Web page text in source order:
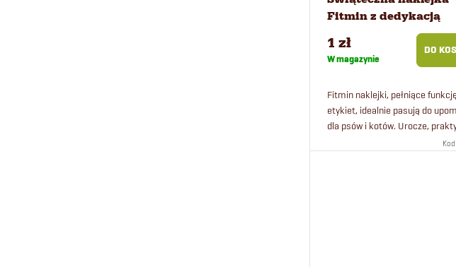
Fitmin z dedykacją
1 zł
W magazynie
DO
Fitmin naklejki, pełniące funkcję
etykiet, idealnie pasują do
dla psów i kotów. Urocze,
estetyczne – teraz każdy